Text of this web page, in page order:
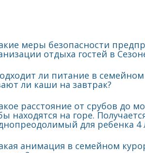
меры безопасности
отдыха гостей в
ли питание в
ли каши на завтрак?
расстояние от срубов до
находятся на горе.
для ребенка 4
анимация в семейном